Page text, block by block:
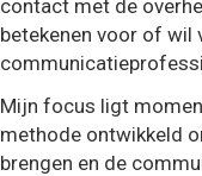
contact met de
betekenen voor of wil
Mijn focus ligt
methode ontwikkeld
brengen en de